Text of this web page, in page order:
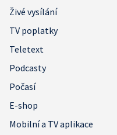
Živé vysílání
TV poplatky
Teletext
Podcasty
Počasí
E-shop
Mobilní a TV aplikace